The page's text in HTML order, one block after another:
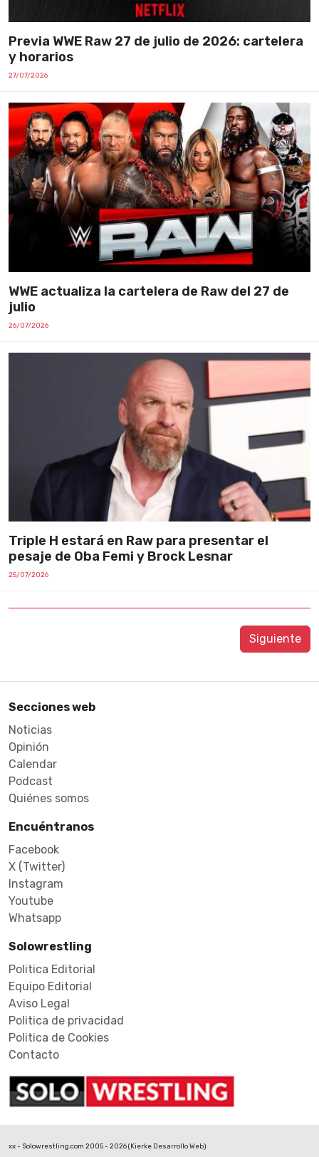
Previa WWE Raw 27 de julio de 2026: cartelera
y horarios
27/07/2026
WWE actualiza la cartelera de Raw del 27 de
julio
26/07/2026
Triple H estará en Raw para presentar el
pesaje de Oba Femi y Brock Lesnar
25/07/2026
Siguiente
Secciones web
Noticias
Opinión
Calendar
Podcast
Quiénes somos
Encuéntranos
Facebook
X (Twitter)
Instagram
Youtube
Whatsapp
Solowrestling
Politica Editorial
Equipo Editorial
Aviso Legal
Politica de privacidad
Politica de Cookies
Contacto
xx - Solowrestling.com 2005 - 2026 (Kierke Desarrollo Web)